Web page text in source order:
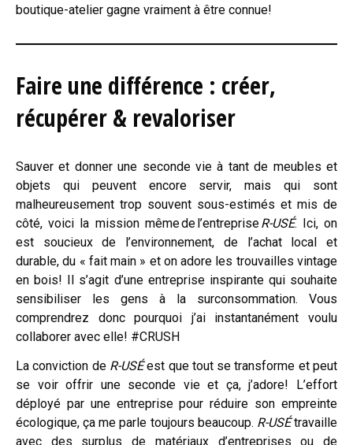
boutique-atelier gagne vraiment à être connue!
Faire une différence : créer,
récupérer & revaloriser
Sauver et donner une seconde vie à tant de meubles et
objets qui peuvent encore servir, mais qui sont
malheureusement trop souvent sous-estimés et mis de
côté, voici la mission même de l’entrepriseR-USÉ. Ici, on
est soucieux de l’environnement, de l’achat local et
durable, du « fait main » et on adore les trouvailles vintage
en bois! Il s’agit d’une entreprise inspirante qui souhaite
sensibiliser les gens à la surconsommation. Vous
comprendrez donc pourquoi j’ai instantanément voulu
collaborer avec elle! #CRUSH
La conviction de R-USÉest que tout se transforme et peut
se voir offrir une seconde vie et ça, j’adore! L’effort
déployé par une entreprise pour réduire son empreinte
écologique, ça me parle toujours beaucoup. R-USÉtravaille
avec des surplus de matériaux d’entreprises ou de